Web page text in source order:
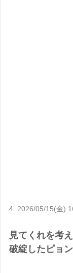
4:2026/05/15(金)
見てくれを考
破綻したピョ